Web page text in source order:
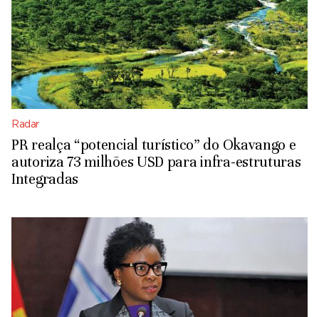
Radar
PR realça “potencial turístico” do Okavango e
autoriza 73 milhões USD para infra-estruturas
Integradas